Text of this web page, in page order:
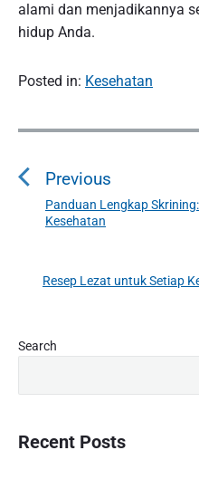
alami dan menjadikannya
hidup Anda.
Posted in: Kesehatan
P
s
a
i
n
Previous
P
r
v
u
Panduan Lengkap
Kesehatan
Resep Lezat untuk Setiap
P
r
Search
Recent Posts